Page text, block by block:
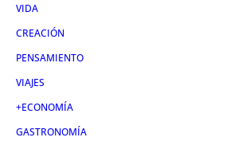
VIDA
CREACIÓN
PENSAMIENTO
VIAJES
+ECONOMÍA
GASTRONOMÍA